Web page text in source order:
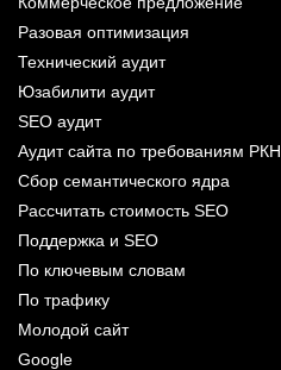
Разовая оптимизация
Технический аудит
Юзабилити аудит
SEO аудит
Аудит сайта по требованиям РКН
Сбор семантического ядра
Рассчитать стоимость SEO
Поддержка и SEO
По ключевым словам
По трафику
Молодой сайт
Google